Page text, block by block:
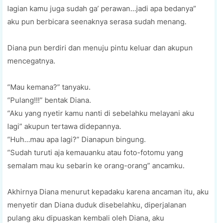
lagian kamu juga sudah ga’ perawan…jadi apa bedanya”
aku pun berbicara seenaknya serasa sudah menang.
Diana pun berdiri dan menuju pintu keluar dan akupun
mencegatnya.
“Mau kemana?” tanyaku.
“Pulang!!!” bentak Diana.
“Aku yang nyetir kamu nanti di sebelahku melayani aku
lagi” akupun tertawa didepannya.
“Huh…mau apa lagi?” Dianapun bingung.
“Sudah turuti aja kemauanku atau foto-fotomu yang
semalam mau ku sebarin ke orang-orang” ancamku.
Akhirnya Diana menurut kepadaku karena ancaman itu, aku
menyetir dan Diana duduk disebelahku, diperjalanan
pulang aku dipuaskan kembali oleh Diana, aku